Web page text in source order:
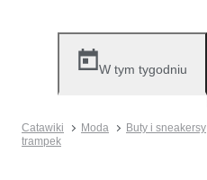
W tym tygodniu
Catawiki Moda Buty i sneakersy
trampek